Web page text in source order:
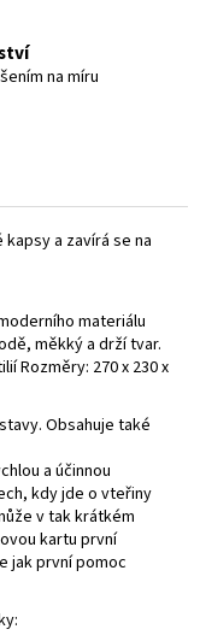
na míru
a zavírá se na
materiálu
měkký a drží tvar.
Rozměry: 270 x 230 x
Obsahuje také
a účinnou
kdy jde o vteřiny
v tak krátkém
kartu první
jak první pomoc